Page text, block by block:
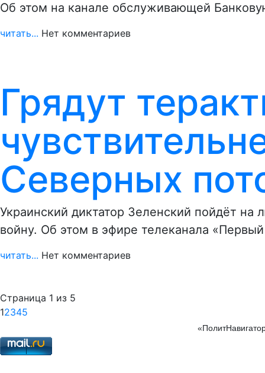
Об этом на канале обслуживающей
читать... Нет комментариев
Грядут
Северных
Украинский диктатор Зеленский пойдёт
войну. Об этом в эфире телеканала
читать... Нет комментариев
Страница 1 из 5
12345